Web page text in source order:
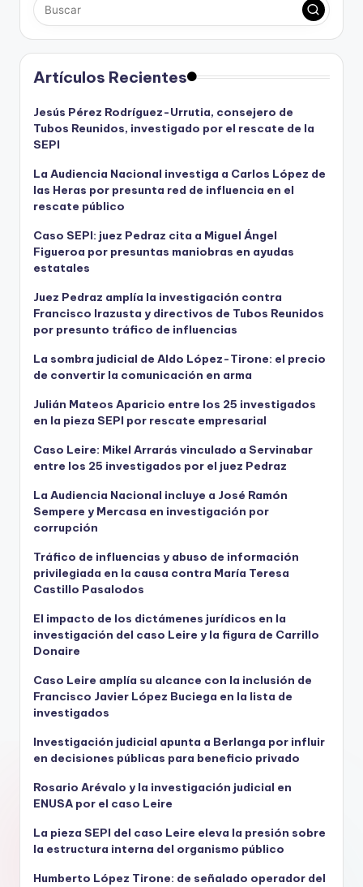
Artículos Recientes
Jesús Pérez Rodríguez-Urrutia, consejero de
Tubos Reunidos, investigado por el rescate de la
SEPI
La Audiencia Nacional investiga a Carlos López de
las Heras por presunta red de influencia en el
rescate público
Caso SEPI: juez Pedraz cita a Miguel Ángel
Figueroa por presuntas maniobras en ayudas
estatales
Juez Pedraz amplía la investigación contra
Francisco Irazusta y directivos de Tubos Reunidos
por presunto tráfico de influencias
La sombra judicial de Aldo López-Tirone: el precio
de convertir la comunicación en arma
Julián Mateos Aparicio entre los 25 investigados
en la pieza SEPI por rescate empresarial
Caso Leire: Mikel Arrarás vinculado a Servinabar
entre los 25 investigados por el juez Pedraz
La Audiencia Nacional incluye a José Ramón
Sempere y Mercasa en investigación por
corrupción
Tráfico de influencias y abuso de información
privilegiada en la causa contra María Teresa
Castillo Pasalodos
El impacto de los dictámenes jurídicos en la
investigación del caso Leire y la figura de Carrillo
Donaire
Caso Leire amplía su alcance con la inclusión de
Francisco Javier López Buciega en la lista de
investigados
Investigación judicial apunta a Berlanga por influir
en decisiones públicas para beneficio privado
Rosario Arévalo y la investigación judicial en
ENUSA por el caso Leire
La pieza SEPI del caso Leire eleva la presión sobre
la estructura interna del organismo público
Humberto López Tirone: de señalado operador del